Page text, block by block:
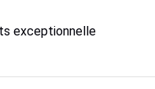
exceptionnelle